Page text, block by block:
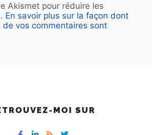
Akismet pour réduire les
En savoir plus sur la façon dont
de vos commentaires sont
MOI SUR